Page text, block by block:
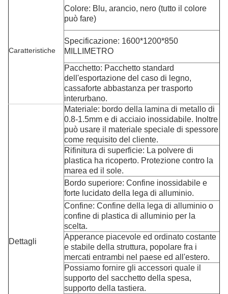
Caratteristiche
Colore: Blu, arancio, nero (tutto il colore
può fare)
Specificazione: 1600*1200*850
MILLIMETRO
Pacchetto: Pacchetto standard
dell'esportazione del caso di legno,
cassaforte abbastanza per trasporto
interurbano.
Dettagli
Materiale: bordo della lamina di metallo di
0.8-1.5mm e di acciaio inossidabile. Inoltre
può usare il materiale speciale di spessore
come requisito del cliente.
Rifinitura di superficie: La polvere di
plastica ha ricoperto. Protezione contro la
marea ed il sole.
Bordo superiore: Confine inossidabile e
forte lucidato della lega di alluminio.
Confine: Confine della lega di alluminio o
confine di plastica di alluminio per la
scelta.
Apperance piacevole ed ordinato costante
e stabile della struttura, popolare fra i
mercati entrambi nel paese ed all'estero.
Possiamo fornire gli accessori quale il
supporto del sacchetto della spesa,
supporto della tastiera.